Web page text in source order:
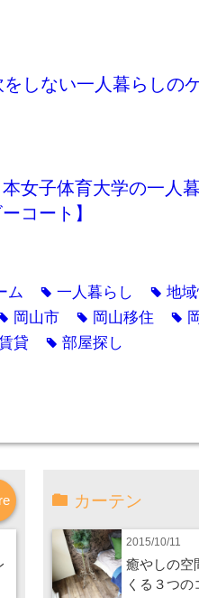
をしない一人暮らしの
女子体育大学の一人
コート】
ム tag 一人暮らし tag 地
岡山市 tag 岡山移住 tag
貸 tag 部屋探し
カーテン
2015/10/11
癒やしの空
くる３つの